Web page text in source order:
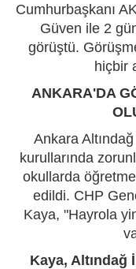
Cumhurbaşkanı
Güven ile 2
görüştü.
hiçbir
ANKARA'DA
Ankara
kurullarında
okullarda
edildi. CHP
Kaya, "Hayrola
Kaya, Altındağ